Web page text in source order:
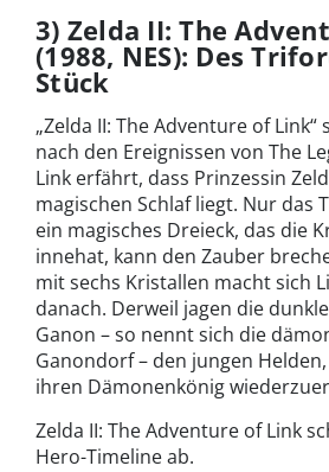
3) Zelda II: The
(1988, NES): Des
Stück
„Zelda II: The Adventure of
nach den Ereignissen von The
Link erfährt, dass Prinzessin
magischen Schlaf liegt. Nur das
ein magisches Dreieck, das die
innehat, kann den Zauber
mit sechs Kristallen macht sich
danach. Derweil jagen die
Ganon – so nennt sich die
Ganondorf – den jungen
ihren Dämonenkönig
Zelda II: The Adventure of Link
Hero-Timeline ab.